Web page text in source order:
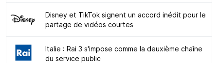
Disney et TikTok signent un accord inédit pour le
partage de vidéos courtes
Italie : Rai 3 s'impose comme la deuxième chaîne
du service public